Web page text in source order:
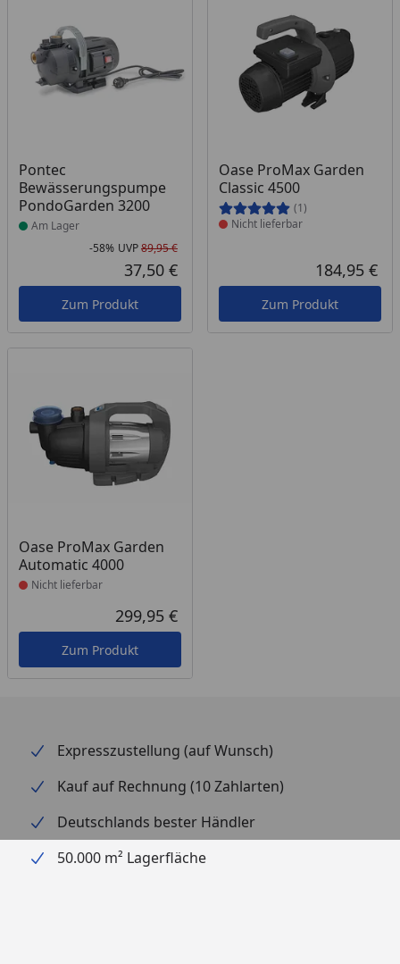
Pontec
Bewässerungspumpe
PondoGarden 3200
Produkt am Lager
Am Lager
Rabatt in Prozent
-58%
Ursprünglicher Preis
UVP89,95 €
Aktueller Preis
37,50 €
Zum Produkt
Oase ProMax Garden
Classic 4500
(1)
Produkt nicht lieferbar
Nicht lieferbar
184,95 €
Zum Produkt
Oase ProMax Garden
Automatic 4000
Produkt nicht lieferbar
Nicht lieferbar
Aktueller Preis
299,95 €
Zum Produkt
Expresszustellung (auf Wunsch)
Kauf auf Rechnung (10 Zahlarten)
Deutschlands bester Händler
50.000 m² Lagerfläche